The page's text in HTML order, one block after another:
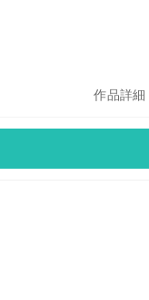
作品詳細